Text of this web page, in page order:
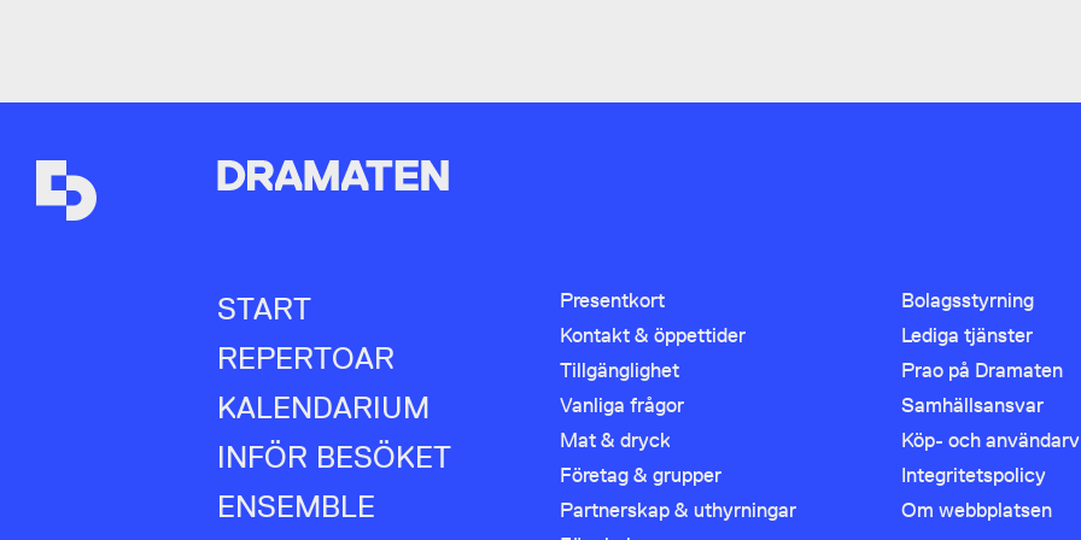
START
REPERTOAR
KALENDARIUM
INFÖR BESÖKET
ENSEMBLE
Presentkort
Kontakt & öppettider
Tillgänglighet
Vanliga frågor
Mat & dryck
Företag & grupper
Partnerskap & uthyrningar
Bolagsstyrning
Lediga tjänster
Prao på Dramaten
Samhällsansvar
Köp- och
Integritetspolicy
Om webbplatsen